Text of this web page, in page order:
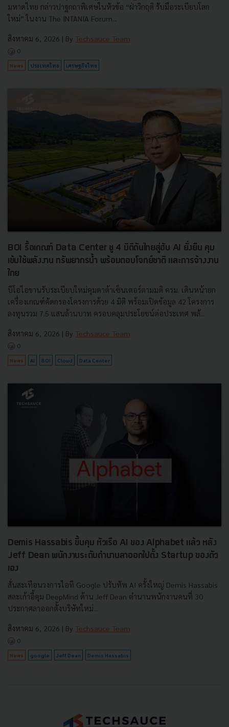
มหาดไทย กล่าวปาฐกถาพิเศษในหัวข้อ “ฝ่าวิกฤติ รับมือระเบียบโลก
ใหม่” ในงาน The INTANIA Forum...
สิงหาคม 6, 2026 | By Techsauce Team
0
News ประเทศไทย เศรษฐกิจไทย
BOI รื้อเกณฑ์ Data Center ชู 4 มิติดันไทยสู่ฮับ AI ยั่งยืน คุม
เข้มใช้พลังงาน ทรัพยากรน้ำ พร้อมตอบโจทย์ชาติ และการจ้างงาน
ไทย
บีโอไอขานรับระเบียบใหม่คุมดาต้าเซ็นเตอร์ตามมติ ครม. เดินหน้ายก
เครื่องเกณฑ์คัดกรองโครงการด้วย 4 มิติ พร้อมเปิดข้อมูล 42 โครงการ
ลงทุนรวม 7.5 แสนล้านบาท ครอบคลุมประโยชน์ต่อประเทศ พลั...
สิงหาคม 6, 2026 | By Techsauce Team
0
News AI BOI Cloud Data Center
Demis Hassabis ขึ้นคุม หัวเรือ AI ของ Alphabet แล้ว หลัง
Jeff Dean พนักงานระดับตำนานลาออกไปตั้ง Startup ของตัว
เอง
สั่นสะเทือนวงการไอที Google ปรับทัพ AI ครั้งใหญ่ Demis Hassabis
สละเก้าอี้คุม DeepMind ด้าน Jeff Dean ตำนานพนักงานคนที่ 30
ประกาศลาออกตั้งบริษัทใหม่...
สิงหาคม 6, 2026 | By Techsauce Team
0
News google Jeff Dean Demis Hassabis